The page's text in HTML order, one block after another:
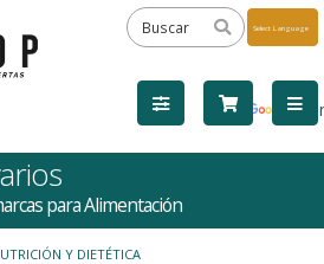
by
para Alimentación
Y DIETÉTICA